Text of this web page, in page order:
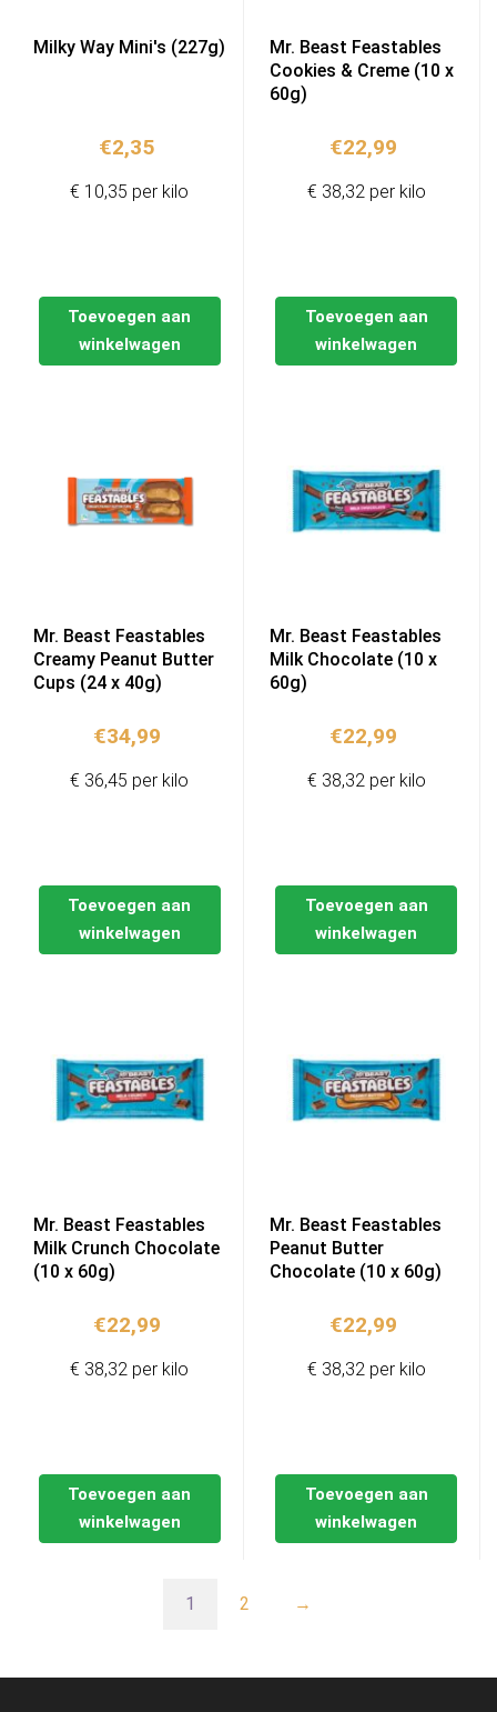
Milky Way Mini's (227g)
€2,35
Toevoegen aan
winkelwagen
€ 10,35 per kilo
Mr. Beast Feastables
Cookies & Creme (10 x
60g)
€22,99
Toevoegen aan
winkelwagen
€ 38,32 per kilo
Mr. Beast Feastables
Creamy Peanut Butter
Cups (24 x 40g)
€34,99
Toevoegen aan
winkelwagen
€ 36,45 per kilo
Mr. Beast Feastables
Milk Chocolate (10 x
60g)
€22,99
Toevoegen aan
winkelwagen
€ 38,32 per kilo
Mr. Beast Feastables
Milk Crunch Chocolate
(10 x 60g)
€22,99
Toevoegen aan
winkelwagen
€ 38,32 per kilo
Mr. Beast Feastables
Peanut Butter
Chocolate (10 x 60g)
€22,99
Toevoegen aan
winkelwagen
€ 38,32 per kilo
1 2 →